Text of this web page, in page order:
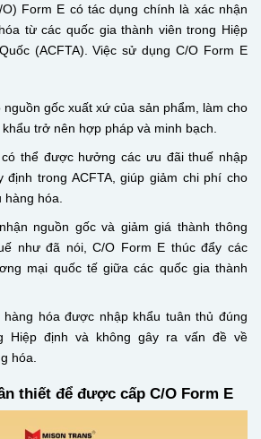
Form E có tác dụng chính là xác nhận
từ các quốc gia thành viên trong Hiệp
(ACFTA). Việc sử dụng C/O Form E
nguồn gốc xuất xứ của sản phẩm, làm cho
trở nên hợp pháp và minh bạch.
có thể được hưởng các ưu đãi thuế nhập
định trong ACFTA, giúp giảm chi phí cho
hóa.
nguồn gốc và giảm giá thành thông
như đã nói, C/O Form E thúc đẩy các
mại quốc tế giữa các quốc gia thành
hóa được nhập khẩu tuân thủ đúng
Hiệp định và không gây ra vấn đề về
hóa.
thiết để được cấp C/O Form E